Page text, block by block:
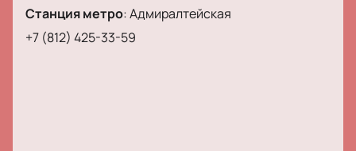
Станция метро:Адмиралтейская
+7 (812) 425-33-59